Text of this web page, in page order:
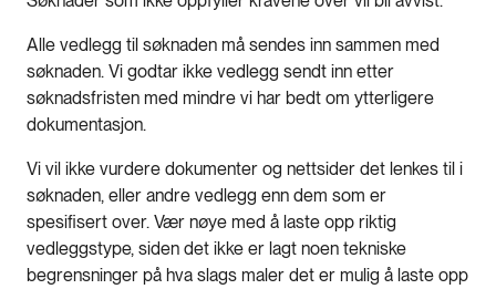
Alle vedlegg til søknaden må sendes inn sammen med
søknaden. Vi godtar ikke vedlegg sendt inn etter
søknadsfristen med mindre vi har bedt om ytterligere
dokumentasjon.
Vi vil ikke vurdere dokumenter og nettsider det lenkes til i
søknaden, eller andre vedlegg enn dem som er
spesifisert over. Vær nøye med å laste opp riktig
vedleggstype, siden det ikke er lagt noen tekniske
begrensninger på hva slags maler det er mulig å laste opp